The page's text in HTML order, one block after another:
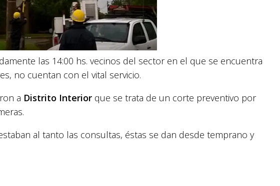
las 14:00 hs. vecinos del sector en el que se encuentra
no cuentan con el vital servicio.
a Distrito Interior que se trata de un corte preventivo por
al tanto las consultas, éstas se dan desde temprano y